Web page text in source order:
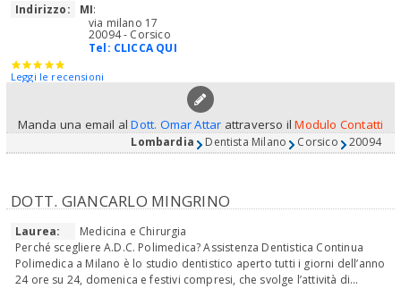
Indirizzo:
MI:
via milano 17
20094 - Corsico
Tel: CLICCA QUI
Leggi le recensioni
Manda una email alDott. Omar Attar attraverso ilModulo Contatti
Lombardia Dentista Milano Corsico 20094
DOTT. GIANCARLO MINGRINO
Laurea:
Medicina e Chirurgia
Perché scegliere A.D.C. Polimedica? Assistenza Dentistica Continua
Polimedica a Milano è lo studio dentistico aperto tutti i giorni dell’anno
24 ore su 24, domenica e festivi compresi, che svolge l’attività di...